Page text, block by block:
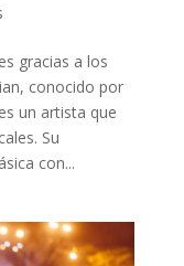
gracias a los
conocido por
un artista que
Su
con...